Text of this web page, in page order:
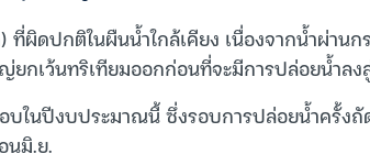
ที่ผิดปกติในผืนน้ำใกล้เคียง เนื่องจากน้ำผ่านก
กเว้นทริเทียมออกก่อนที่จะมีการปล่อยน้ำล
ในปีงบประมาณนี้ ซึ่งรอบการปล่อยน้ำครั้งถั
นมิ.ย.